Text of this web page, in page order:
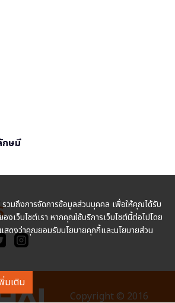
กษมี
Copyright © 2016
รวมถึงการจัดการข้อมูลส่วนบุคคล เพื่อให้คุณได้รับ
งเว็บไซต์เรา หากคุณใช้บริการเว็บไซต์นี้ต่อไปโดย
สดงว่าคุณยอมรับนโยบายคุกกี้และนโยบายส่วน
มเติม